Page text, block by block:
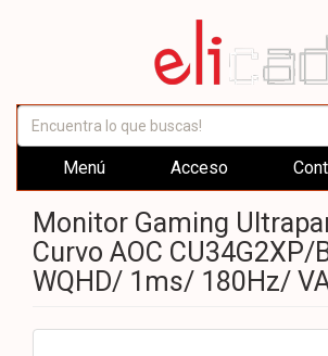
Menú Acceso
Monitor Gaming
Curvo AOC CU34G2XP/
WQHD/ 1ms/ 180Hz/